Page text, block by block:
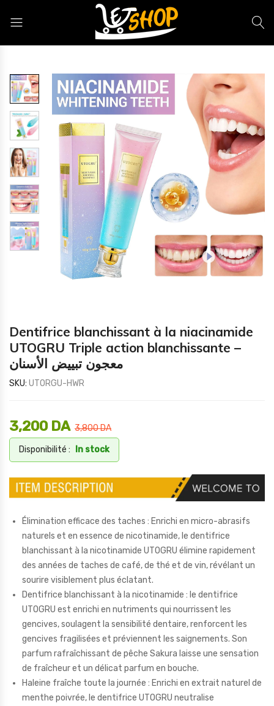
Dentifrice blanchissant à la niacinamide
UTOGRU Triple action blanchissante –
معجون تبييض الأسنان
SKU: UTORGU-HWR
3,800DA
3,200 DA
Disponibilité : In stock
Élimination efficace des taches : Enrichi en micro-abrasifs
naturels et en essence de nicotinamide, le dentifrice
blanchissant à la nicotinamide UTOGRU élimine rapidement
des années de taches de café, de thé et de vin, révélant un
sourire visiblement plus éclatant.
Dentifrice blanchissant à la nicotinamide : le dentifrice
UTOGRU est enrichi en nutriments qui nourrissent les
gencives, soulagent la sensibilité dentaire, renforcent les
gencives fragilisées et préviennent les saignements. Son
parfum rafraîchissant de pêche Sakura laisse une sensation
de fraîcheur et un délicat parfum en bouche.
Haleine fraîche toute la journée : Enrichi en extrait naturel de
menthe poivrée, le dentifrice UTOGRU neutralise